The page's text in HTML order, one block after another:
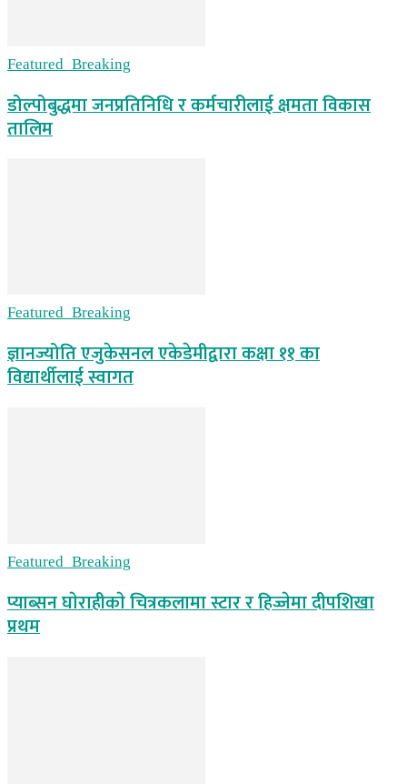
Featured_Breaking
डोल्पोबुद्धमा जनप्रतिनिधि र कर्मचारीलाई क्षमता विकास
तालिम
Featured_Breaking
ज्ञानज्योति एजुकेसनल एकेडेमीद्वारा कक्षा ११ का
विद्यार्थीलाई स्वागत
Featured_Breaking
प्याब्सन घाेराहीकाे चित्रकलामा स्टार र हिज्जेमा दीपशिखा
प्रथम